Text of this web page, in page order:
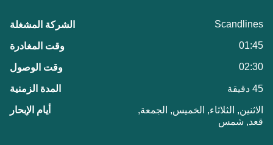
Scandlines
01:45
02:30
45 دقيقة
الاثنين, الثلاثاء, الخميس, الجمعة,
قعد, شمس